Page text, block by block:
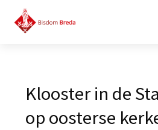
Klooster in de
op oosterse